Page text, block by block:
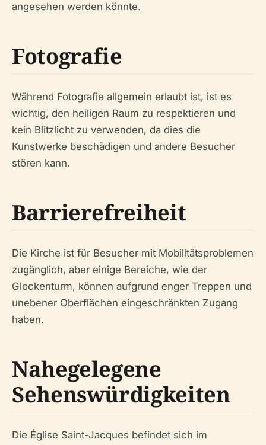
angesehen werden könnte.
Fotografie
Während Fotografie allgemein erlaubt ist, ist es
wichtig, den heiligen Raum zu respektieren und
kein Blitzlicht zu verwenden, da dies die
Kunstwerke beschädigen und andere Besucher
stören kann.
Barrierefreiheit
Die Kirche ist für Besucher mit Mobilitätsproblemen
zugänglich, aber einige Bereiche, wie der
Glockenturm, können aufgrund enger Treppen und
unebener Oberflächen eingeschränkten Zugang
haben.
Nahegelegene
Sehenswürdigkeiten
Die Église Saint-Jacques befindet sich im